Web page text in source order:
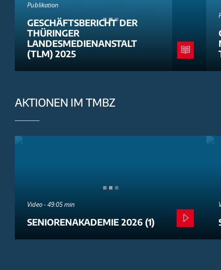
Publikation
GESCHÄFTSBERICHT DER
THÜRINGER
LANDESMEDIENANSTALT
(TLM) 2025
AKTIONEN IM TMBZ
Video - 49:05 min
SENIORENAKADEMIE 2026 (1)